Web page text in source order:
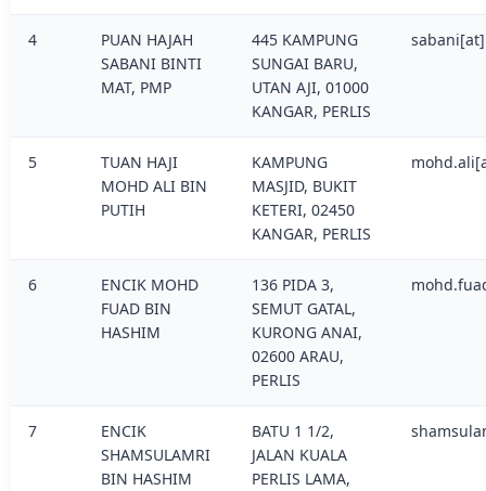
4
PUAN HAJAH
SABANI BINTI
MAT, PMP
445 KAMPUNG
SUNGAI BARU,
UTAN AJI, 01000
KANGAR, PERLIS
5
TUAN HAJI
MOHD ALI BIN
PUTIH
KAMPUNG
MASJID, BUKIT
KETERI, 02450
KANGAR, PERLIS
6
ENCIK MOHD
FUAD BIN
HASHIM
136 PIDA 3,
SEMUT GATAL,
KURONG ANAI,
02600 ARAU,
PERLIS
7
ENCIK
SHAMSULAMRI
BIN HASHIM
BATU 1 1/2,
JALAN KUALA
PERLIS LAMA,